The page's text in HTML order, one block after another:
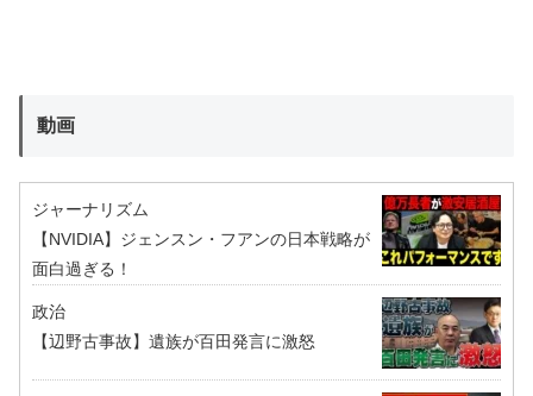
動画
ジャーナリズム
【NVIDIA】ジェンスン・フアンの日本戦略が
面白過ぎる！
政治
【辺野古事故】遺族が百田発言に激怒